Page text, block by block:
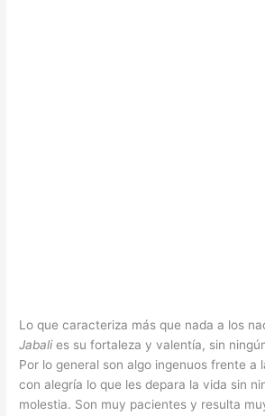
Lo que caracteriza más que nada a los
Jabalies su fortaleza y valentía, sin
Por lo general son algo ingenuos frente a
con alegría lo que les depara la vida sin
molestia. Son muy pacientes y resulta